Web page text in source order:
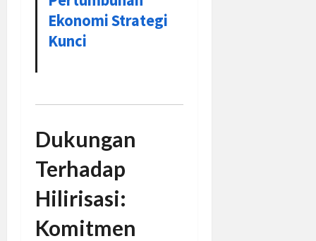
Ekonomi Strategi
Kunci
Dukungan
Terhadap
Hilirisasi:
Komitmen